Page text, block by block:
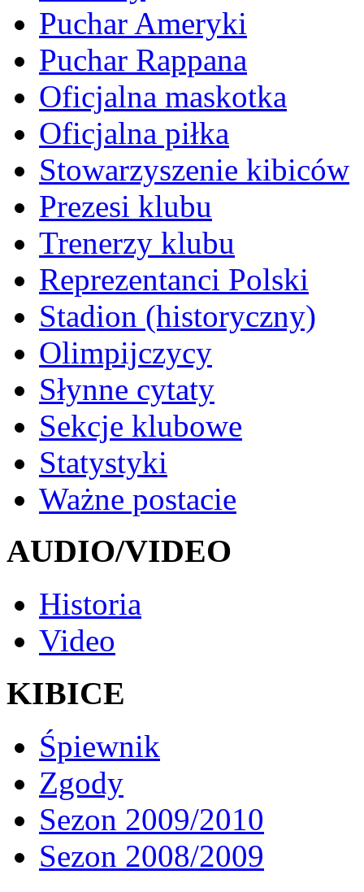
Puchar Ameryki
Puchar Rappana
Oficjalna maskotka
Oficjalna piłka
Stowarzyszenie kibiców
Prezesi klubu
Trenerzy klubu
Reprezentanci Polski
Stadion (historyczny)
Olimpijczycy
Słynne cytaty
Sekcje klubowe
Statystyki
Ważne postacie
AUDIO/VIDEO
Historia
Video
KIBICE
Śpiewnik
Zgody
Sezon 2009/2010
Sezon 2008/2009